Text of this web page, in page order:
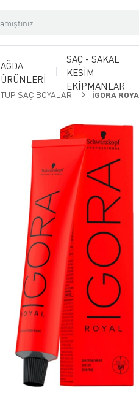
AĞDA
ÜRÜNLERİ
SAÇ - SAKAL
KESİM
EKİPMANLAR
TÜP SAÇ BOYALARI İGORA